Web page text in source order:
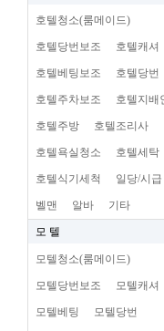
호텔청소(룸메이드)
호텔당번보조 호텔캐셔
호텔베팅보조 호텔당번
호텔주차보조 호텔지배
호텔주방 호텔조리사
호텔욕실청소 호텔세탁
호텔식기세척 일당/시급
벨맨 알바 기타
모 텔
모텔청소(룸메이드)
모텔당번보조 모텔캐셔
모텔베팅 모텔당번